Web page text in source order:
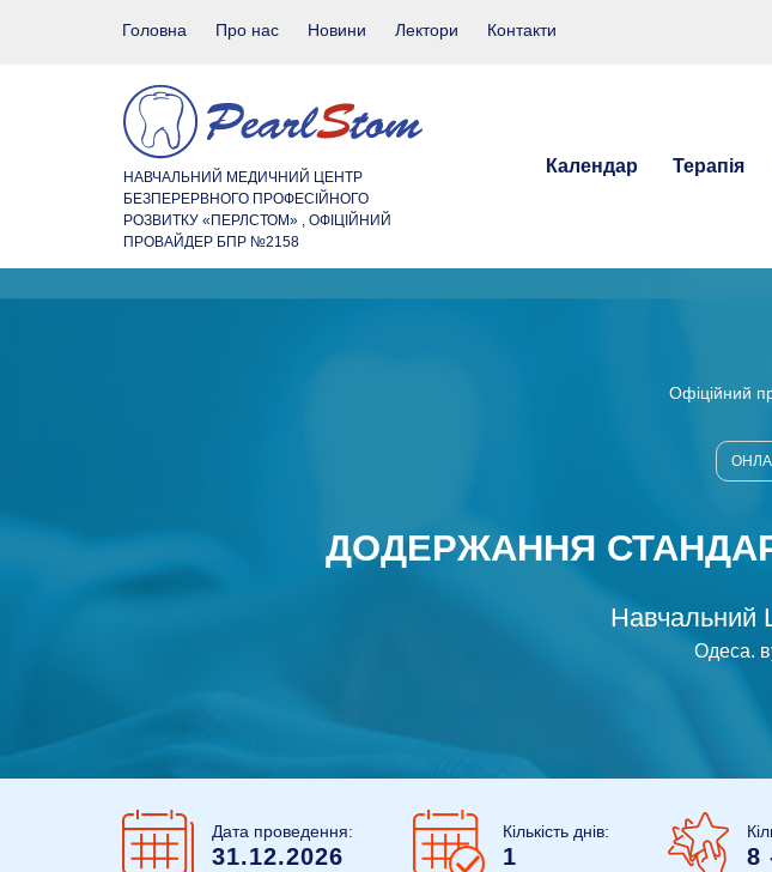
Головна Про нас Новини Лектори Контакти
НАВЧАЛЬНИЙ МЕДИЧНИЙ ЦЕНТР
БЕЗПЕРЕРВНОГО ПРОФЕСІЙНОГО
РОЗВИТКУ «ПЕРЛСТОМ» , ОФІЦІЙНИЙ
ПРОВАЙДЕР БПР №2158
Календар Терапія
Офіційний
ДОДЕРЖАННЯ
Навчальний
Одеса.
Дата проведення:
31.12.2026
Кількість днів:
1 8